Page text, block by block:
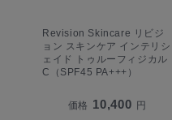
Revision Skincare リビジ
ョン スキンケア インテリシ
ェイド トゥルーフィジカル
C（SPF45 PA+++）
価格 10,400 円